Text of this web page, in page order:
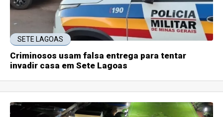
SETE LAGOAS
Criminosos usam falsa entrega para tentar
invadir casa em Sete Lagoas